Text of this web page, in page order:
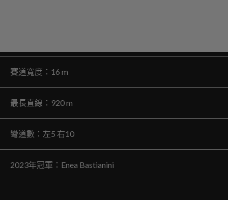
賽道寬度：16 m
最長直線：920 m
彎道數：左5 右10
2023年冠軍：Enea Bastianini